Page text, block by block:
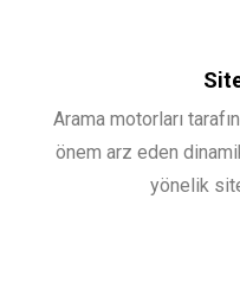
Arama motorları
önem arz eden
yönelik